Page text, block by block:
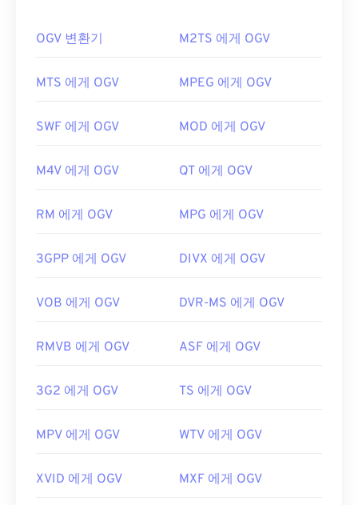
좋습니다. Microsoft Windows OS의Winamp
OS X의 Elmedia
도 좋은 선택입니다.
OGV는Windows Media Player및DirectShow
반이 아닌 경우에는 필터가 필요하지 않습니다.
개발자:
Xiph.Org Foundation
유용한 링크:
https://www.xiph.org/
OGV 변환기 M2TS 에게 OGV
MTS 에게 OGV MPEG 에게 OGV
SWF 에게 OGV MOD 에게 OGV
M4V 에게 OGV QT 에게 OGV
RM 에게 OGV MPG 에게 OGV
3GPP 에게 OGV DIVX 에게 OGV
VOB 에게 OGV DVR-MS 에게 OGV
RMVB 에게 OGV ASF 에게 OGV
3G2 에게 OGV TS 에게 OGV
MPV 에게 OGV WTV 에게 OGV
XVID 에게 OGV MXF 에게 OGV